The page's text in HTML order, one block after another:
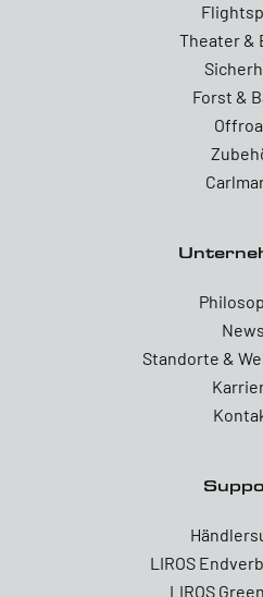
Theater &
Forst &
News
Standorte &
LIROS
LIROS